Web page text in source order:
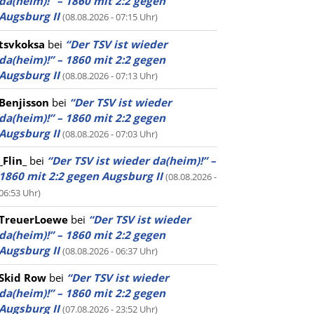
II (08.08.2026 - 07:15 Uhr)
bei “Der TSV ist wieder
– 1860 mit 2:2 gegen
II (08.08.2026 - 07:13 Uhr)
bei “Der TSV ist wieder
– 1860 mit 2:2 gegen
II (08.08.2026 - 07:03 Uhr)
bei “Der TSV ist wieder da(heim)!” –
mit 2:2 gegen Augsburg II (08.08.2026 -
Uhr)
bei “Der TSV ist wieder
– 1860 mit 2:2 gegen
II (08.08.2026 - 06:37 Uhr)
Row bei “Der TSV ist wieder
– 1860 mit 2:2 gegen
II (07.08.2026 - 23:52 Uhr)